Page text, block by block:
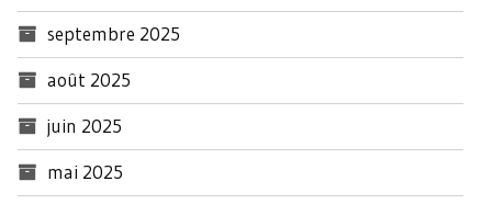
septembre 2025
août 2025
juin 2025
mai 2025